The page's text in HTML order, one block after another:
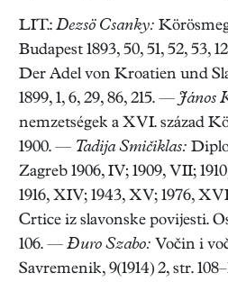
LIT.: Dezsö Csanky:
Budapest 1893, 50, 51, 52, 53,
Der Adel von Kroatien und
1899, 1, 6, 29, 86, 215. — János
nemzetségek a XVI. század
1900. — Tadija Smičiklas:
Zagreb 1906, IV; 1909, VII;
1916, XIV; 1943, XV; 1976,
Crtice iz slavonske povijesti.
106. — Đuro Szabo: Vočin i
Savremenik, 9(1914) 2, str.